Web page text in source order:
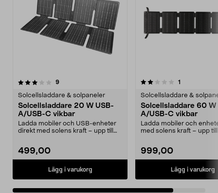
9recensioner
Solcellsladdare & solpaneler
Solcellsladdare 20 W USB-
A/USB-C vikbar
Ladda mobiler och USB-enheter
direkt med solens kraft – upp till
499,00
Lägg i varukorg
2.0av 5 stjärnor 1
Solcellsladdare &
Solcellsladdare 60 W
A/USB-C vikbar
Ladda mobiler och
med solens kraft – upp till
999,00
Lägg i varukorg